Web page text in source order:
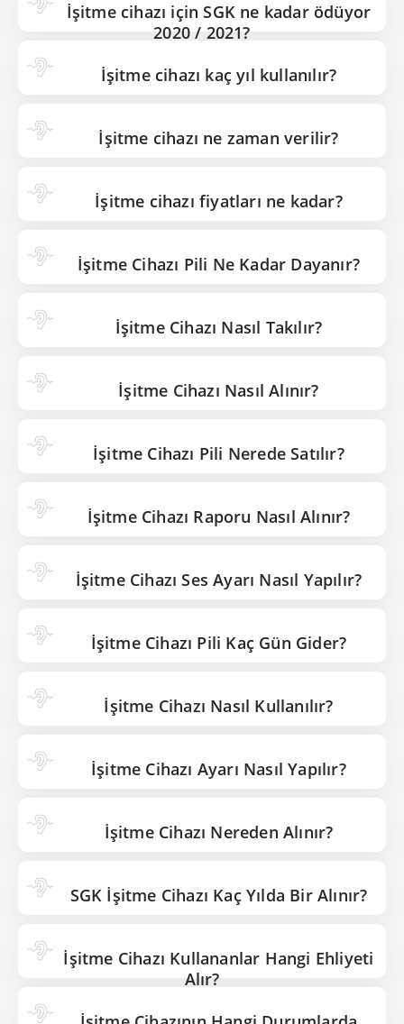
İşitme cihazı için SGK ne kadar ödüyor
2020 / 2021?
İşitme cihazı kaç yıl kullanılır?
İşitme cihazı ne zaman verilir?
İşitme cihazı fiyatları ne kadar?
İşitme Cihazı Pili Ne Kadar Dayanır?
İşitme Cihazı Nasıl Takılır?
İşitme Cihazı Nasıl Alınır?
İşitme Cihazı Pili Nerede Satılır?
İşitme Cihazı Raporu Nasıl Alınır?
İşitme Cihazı Ses Ayarı Nasıl Yapılır?
İşitme Cihazı Pili Kaç Gün Gider?
İşitme Cihazı Nasıl Kullanılır?
İşitme Cihazı Ayarı Nasıl Yapılır?
İşitme Cihazı Nereden Alınır?
SGK İşitme Cihazı Kaç Yılda Bir Alınır?
İşitme Cihazı Kullananlar Hangi Ehliyeti
Alır?